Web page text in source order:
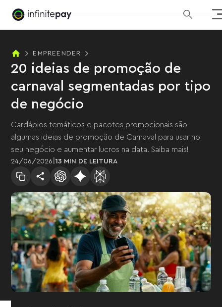
EMPREENDER
20 ideias de promoção de
carnaval segmentadas por tipo
de negócio
Cardápios temáticos e pacotes promocionais são
algumas ideias de promoção de Carnaval para usar no
seu negócio e aumentar lucros na data. Saiba mais!
24/06 /2026 13 MIN DE LEITURA